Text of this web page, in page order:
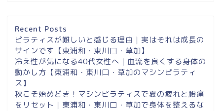
Recent Posts
ピラティスが難しいと感じる理由｜実はそれは成長の
サインです【東浦和・東川口・草加】
冷え性が気になる40代女性へ｜血流を良くする身体の
動かし方【東浦和・東川口・草加のマシンピラティ
ス】
秋こそ始めどき！マシンピラティスで夏の疲れと腰痛
をリセット｜東浦和・東川口・草加で身体を整えるな
内
東浦和スタジオ予約
東浦和｜大人女性のための
マシンピラティススタジオ